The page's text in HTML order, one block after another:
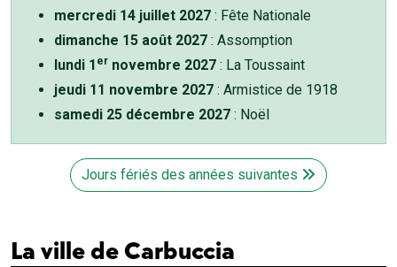
mercredi 14 juillet 2027 : Fête Nationale
dimanche 15 août 2027 : Assomption
lundi 1 er novembre 2027 : La Toussaint
jeudi 11 novembre 2027 : Armistice de 1918
samedi 25 décembre 2027 : Noël
Jours fériés des années suivantes
La ville de Carbuccia